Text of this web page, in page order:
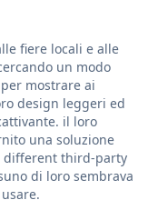
fiere locali e alle
un modo
mostrare ai
design leggeri ed
il loro
una soluzione
different third-party
di loro sembrava